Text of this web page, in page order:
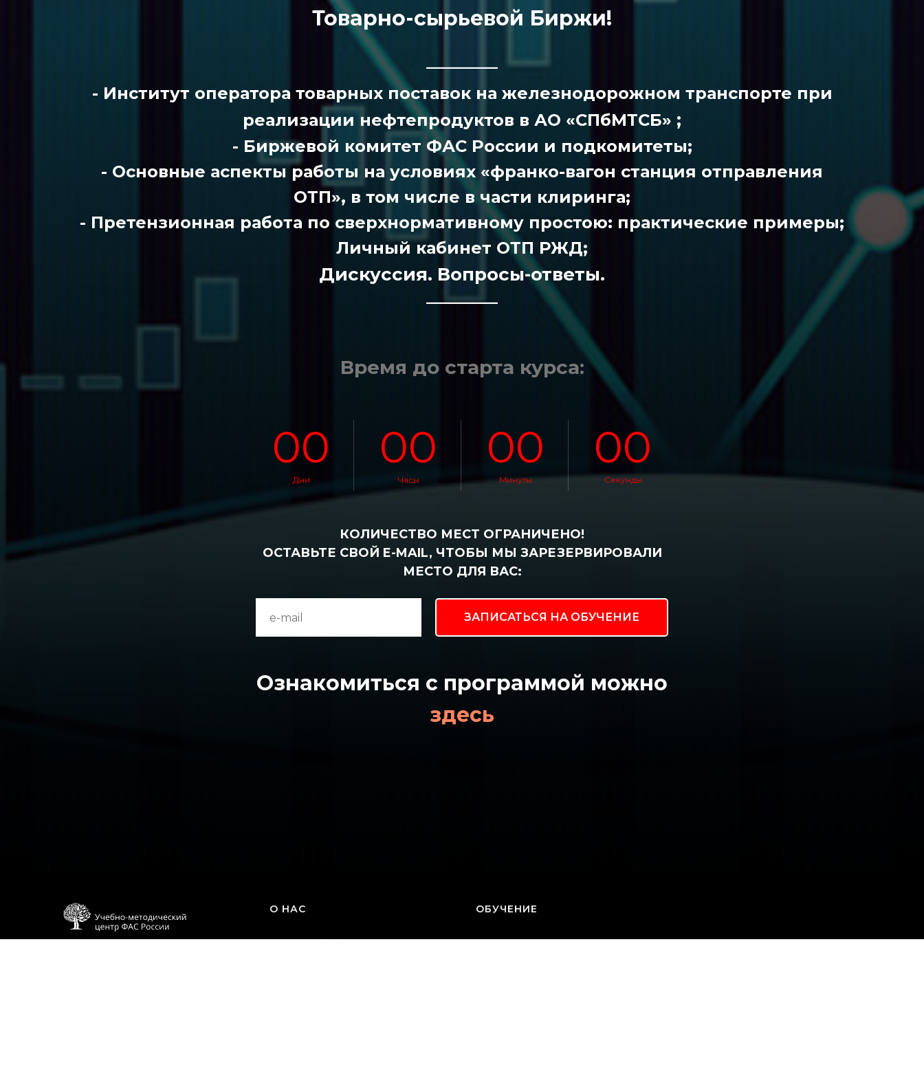
Товарно-сырьевой Биржи!
————
- Институт оператора товарных поставок на железнодорожном транспорте при
реализации нефтепродуктов в АО «СПбМТСБ» ;
- Биржевой комитет ФАС России и подкомитеты;
- Основные аспекты работы на условиях «франко-вагон станция отправления
ОТП», в том числе в части клиринга;
- Претензионная работа по сверхнормативному простою: практические примеры;
Личный кабинет ОТП РЖД;
Дискуссия. Вопросы-ответы.
————
Время до старта курса:
00
Дни
00
Часы
00
Минуты
00
Секунды
КОЛИЧЕСТВО МЕСТ ОГРАНИЧЕНО!
ОСТАВЬТЕ СВОЙ E-MAIL, ЧТОБЫ МЫ ЗАРЕЗЕРВИРОВАЛИ
МЕСТО ДЛЯ ВАС:
ЗАПИСАТЬСЯ НА ОБУЧЕНИЕ
Ознакомиться с программой можно
здесь
О НАС ОБУЧЕНИЕ